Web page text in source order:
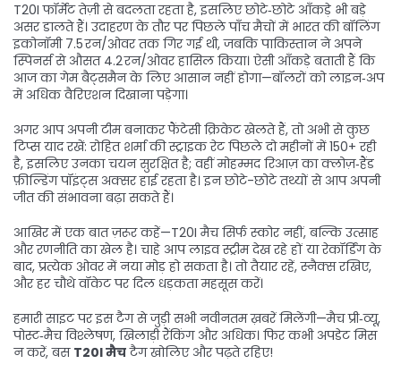
T20I फॉर्मेट तेज़ी से बदलता रहता है, इसलिए छोटे‑छोटे आँकड़े भी बड़े
असर डालते हैं। उदाहरण के तौर पर पिछले पाँच मैचों में भारत की बॉलिंग
इकोनॉमी 7.5 रन/ओवर तक गिर गई थी, जबकि पाकिस्तान ने अपने
स्पिनर्स से औसत 4.2 रन/ओवर हासिल किया। ऐसी आँकड़े बताती हैं कि
आज का गेम बैट्समैन के लिए आसान नहीं होगा—बॉलरों को लाइन‑अप
में अधिक वैरिएशन दिखाना पड़ेगा।
अगर आप अपनी टीम बनाकर फैंटेसी क्रिकेट खेलते हैं, तो अभी से कुछ
टिप्स याद रखें: रोहित शर्मा की स्ट्राइक रेट पिछले दो महीनों में 150+ रही
है, इसलिए उनका चयन सुरक्षित है; वहीं मोहम्मद रिआज़ का क्लोज़‑हैंड
फ़ील्डिंग पॉइंट्स अक्सर हाई रहता है। इन छोटे-छोटे तथ्यों से आप अपनी
जीत की संभावना बढ़ा सकते हैं।
आखिर में एक बात ज़रूर कहें—T20I मैच सिर्फ स्कोर नहीं, बल्कि उत्साह
और रणनीति का खेल है। चाहे आप लाइव स्ट्रीम देख रहे हों या रेकॉर्डिंग के
बाद, प्रत्येक ओवर में नया मोड़ हो सकता है। तो तैयार रहें, स्नैक्स रखिए,
और हर चौथे वॉकेट पर दिल धड़कता महसूस करें।
हमारी साइट पर इस टैग से जुड़ी सभी नवीनतम ख़बरें मिलेंगी—मैच प्री‑व्यू,
पोस्ट‑मैच विश्लेषण, खिलाड़ी रैंकिंग और अधिक। फिर कभी अपडेट मिस
न करें, बस T20I मैचटैग खोलिए और पढ़ते रहिए!